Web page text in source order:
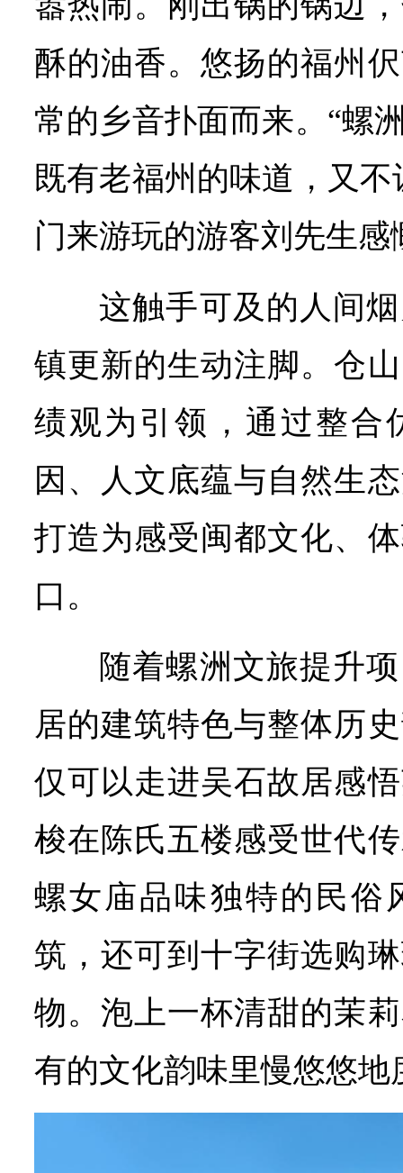
酥的油香。悠扬的福州
常的乡音扑面而来。“螺
既有老福州的味道，又
门来游玩的游客刘先生感
这触手可及的人间
镇更新的生动注脚。仓
绩观为引领，通过整合
因、人文底蕴与自然生
打造为感受闽都文化、
口。
随着螺洲文旅提升
居的建筑特色与整体历
仅可以走进吴石故居感
梭在陈氏五楼感受世代
螺女庙品味独特的民俗
筑，还可到十字街选购
物。泡上一杯清甜的茉
有的文化韵味里慢悠悠地